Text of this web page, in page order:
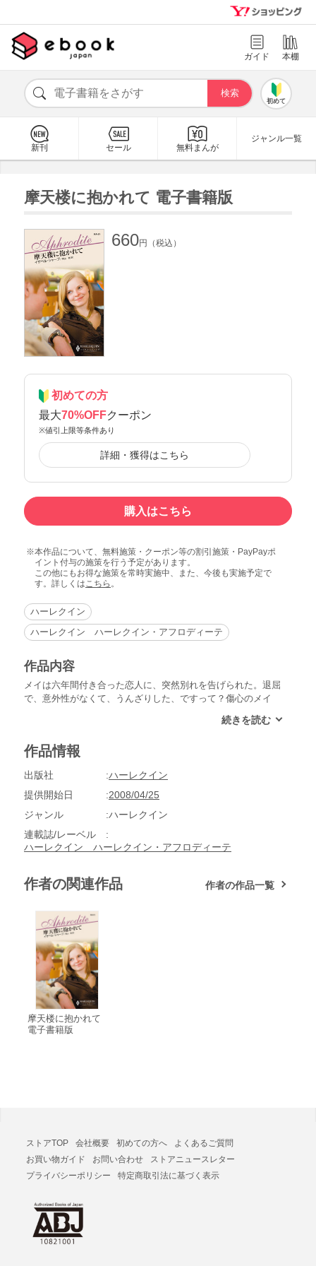
ガイド 本棚
初めて
新刊 セール 無料まんが
ジャンル一覧
摩天楼に抱かれて 電子書籍版
660円（税込）
初めての方
最大70%OFFクーポン
※値引上限等条件あり
詳細・獲得はこちら
購入はこちら
本作品について、無料施策・クーポン等の割引施策・PayPayポ
イント付与の施策を行う予定があります。
この他にもお得な施策を常時実施中、また、今後も実施予定で
す。詳しくはこちら 。
ハーレクイン
ハーレクイン ハーレクイン・アフロディーテ
作品内容
メイは六年間付き合った恋人に、突然別れを告げられた。退屈
で、意外性がなくて、うんざりした、ですって？傷心のメイ
高級ホテルで休暇を過ごすことにした。だが、結局はその男性
を考えつく。髪を切り、最新のメイクを施し、全身を磨き上げ
とにしたのだ。そんな事情など露知らぬ作家のベックは、バー
で彼女を見かけて陶然とした。あの女なら例の件を頼めるかも
作品情報
出版社
ハーレクイン
提供開始日
2008/04/25
ジャンル
ハーレクイン
連載誌/レーベル
ハーレクイン ハーレクイン・アフロディーテ
作者の関連作品 作者の作品一覧
摩天楼に抱かれて
電子書籍版
ストアTOP 会社概要 初めての方へ
よくあるご質問
お買い物ガイド
お問い合わせ
ストアニュースレター
プライバシーポリシー
特定商取引法に基づく表示